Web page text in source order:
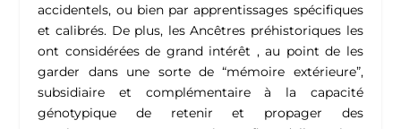
accidentels, ou bien par apprentissages spécifiques
et calibrés. De plus, les Ancêtres préhistoriques les
ont considérées de grand intérêt , au point de les
garder dans une sorte de “mémoire extérieure”,
subsidiaire et complémentaire à la capacité
génotypique de retenir et propager des